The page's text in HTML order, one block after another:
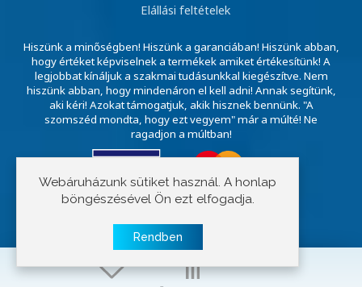
Elállási feltételek
Hiszünk a minőségben! Hiszünk a garanciában! Hiszünk abban,
hogy értéket képviselnek a termékek amiket értékesítünk! A
legjobbat kínáljuk a szakmai tudásunkkal kiegészítve. Nem
hiszünk abban, hogy mindenáron el kell adni! Annak segítünk,
aki kéri! Azokat támogatjuk, akik hisznek bennünk. "A
szomszéd mondta, hogy ezt vegyem" már a múlté! Ne
ragadjon a múltban!
Copyright © 2023 E-szivattyú
Webáruházunk sütiket használ. A honlap
böngészésével Ön ezt elfogadja.
Rendben